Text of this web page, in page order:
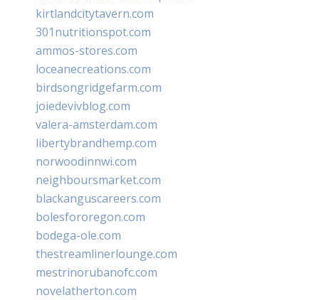
kirtlandcitytavern.com
301nutritionspot.com
ammos-stores.com
loceanecreations.com
birdsongridgefarm.com
joiedevivblog.com
valera-amsterdam.com
libertybrandhemp.com
norwoodinnwi.com
neighboursmarket.com
blackanguscareers.com
bolesfororegon.com
bodega-ole.com
thestreamlinerlounge.com
mestrinorubanofc.com
novelatherton.com